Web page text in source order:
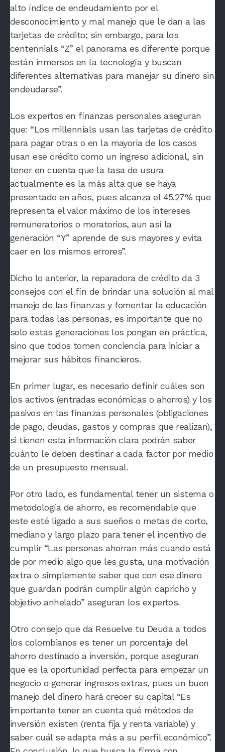
alto índice de endeudamiento por el
desconocimiento y mal manejo que le dan a las
tarjetas de crédito; sin embargo, para los
centennials “Z” el panorama es diferente porque
están inmersos en la tecnología y buscan
diferentes alternativas para manejar su dinero sin
endeudarse”.
Los expertos en finanzas personales aseguran
que: “Los millennials usan las tarjetas de crédito
para pagar otras o en la mayoría de los casos
usan ese crédito como un ingreso adicional, sin
tener en cuenta que la tasa de usura
actualmente es la más alta que se haya
presentado en años, pues alcanza el 45.27% que
representa el valor máximo de los intereses
remuneratorios o moratorios, aun así la
generación “Y” aprende de sus mayores y evita
caer en los mismos errores”.
Dicho lo anterior, la reparadora de crédito da 3
consejos con el fin de brindar una solución al mal
manejo de las finanzas y fomentar la educación
para todas las personas, es importante que no
solo estas generaciones los pongan en práctica,
sino que todos tomen conciencia para iniciar a
mejorar sus hábitos financieros.
En primer lugar, es necesario definir cuáles son
los activos (entradas económicas o ahorros) y los
pasivos en las finanzas personales (obligaciones
de pago, deudas, gastos y compras que realizan),
si tienen esta información clara podrán saber
cuánto le deben destinar a cada factor por medio
de un presupuesto mensual.
Por otro lado, es fundamental tener un sistema o
metodología de ahorro, es recomendable que
este esté ligado a sus sueños o metas de corto,
mediano y largo plazo para tener el incentivo de
cumplir “Las personas ahorran más cuando está
de por medio algo que les gusta, una motivación
extra o simplemente saber que con ese dinero
que guardan podrán cumplir algún capricho y
objetivo anhelado” aseguran los expertos.
Otro consejo que da Resuelve tu Deudaa todos
los colombianos es tener un porcentaje del
ahorro destinado a inversión, porque aseguran
que es la oportunidad perfecta para empezar un
negocio o generar ingresos extras, pues un buen
manejo del dinero hará crecer su capital “Es
importante tener en cuenta qué métodos de
inversión existen (renta fija y renta variable) y
saber cuál se adapta más a su perfil económico”.